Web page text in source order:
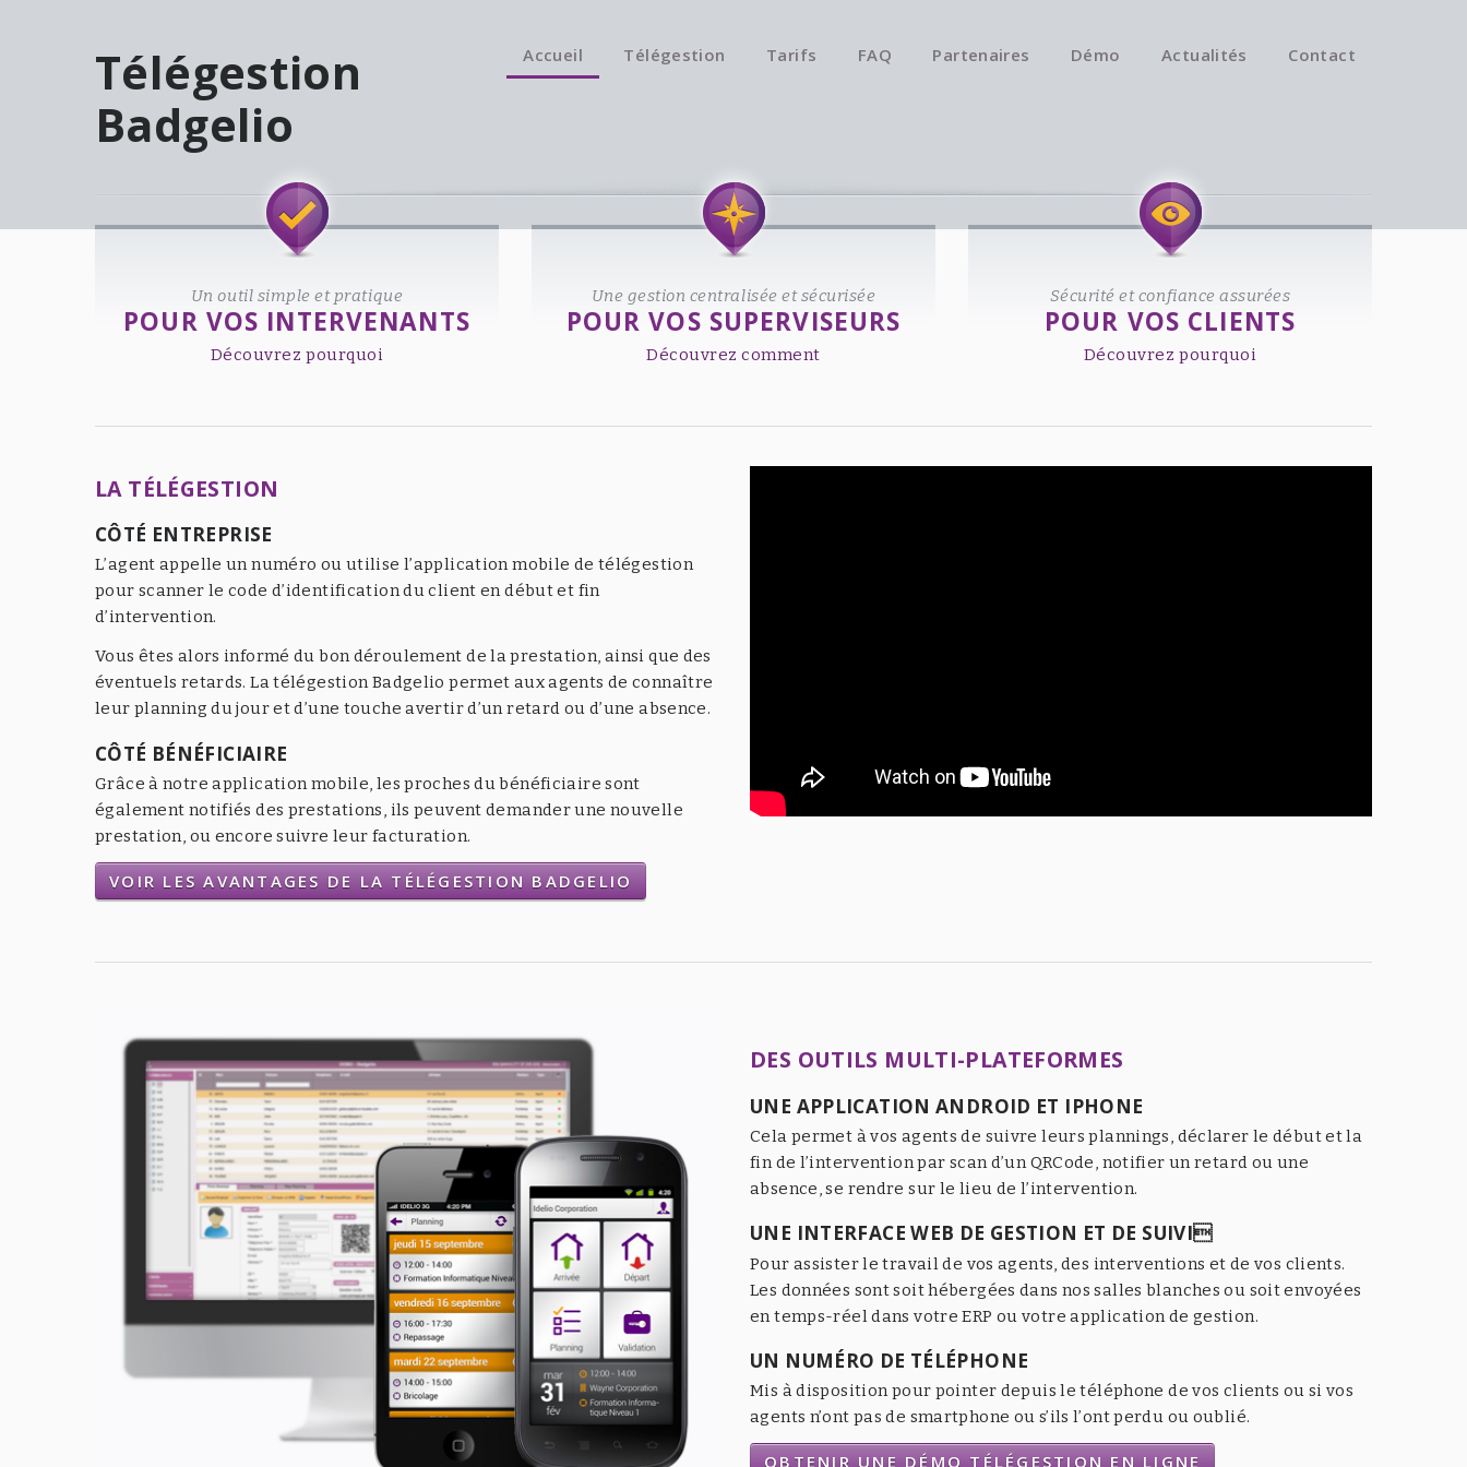
Télégestion
Badgelio
Accueil Télégestion Tarifs FAQ Partenaires Démo Actualités Contact
Welcome! Available on iOS & Android.
Un outil simple et pratique
POUR VOS INTERVENANTS
Découvrez pourquoi
Une gestion centralisée et sécurisée
POUR VOS SUPERVISEURS
Découvrez comment
Sécurité et confiance assurées
POUR VOS CLIENTS
Découvrez pourquoi
LA TÉLÉGESTION
CÔTÉ ENTREPRISE
L’agent appelle un numéro ou utilise l’application mobile de télégestion
pour scanner le code d’identification du client en début et fin
d’intervention.
Vous êtes alors informé du bon déroulement de la prestation, ainsi que des
éventuels retards. La télégestion Badgelio permet aux agents de connaître
leur planning du jour et d’une touche avertir d’un retard ou d’une absence.
CÔTÉ BÉNÉFICIAIRE
Grâce à notre application mobile, les proches du bénéficiaire sont
également notifiés des prestations, ils peuvent demander une nouvelle
prestation, ou encore suivre leur facturation.
VOIR LES AVANTAGES DE LA TÉLÉGESTION BADGELIO
DES OUTILS MULTI-PLATEFORMES
UNE APPLICATION ANDROID ET IPHONE
Cela permet à vos agents de suivre leurs plannings, déclarer le début et la
fin de l’intervention par scan d’un QRCode, notifier un retard ou une
absence, se rendre sur le lieu de l’intervention.
UNE INTERFACE WEB DE GESTION ET DE SUIVI
Pour assister le travail de vos agents, des interventions et de vos clients.
Les données sont soit hébergées dans nos salles blanches ou soit envoyées
en temps-réel dans votre ERP ou votre application de gestion.
UN NUMÉRO DE TÉLÉPHONE
Mis à disposition pour pointer depuis le téléphone de vos clients ou si vos
agents n’ont pas de smartphone ou s’ils l’ont perdu ou oublié.
OBTENIR UNE DÉMO TÉLÉGESTION EN LIGNE